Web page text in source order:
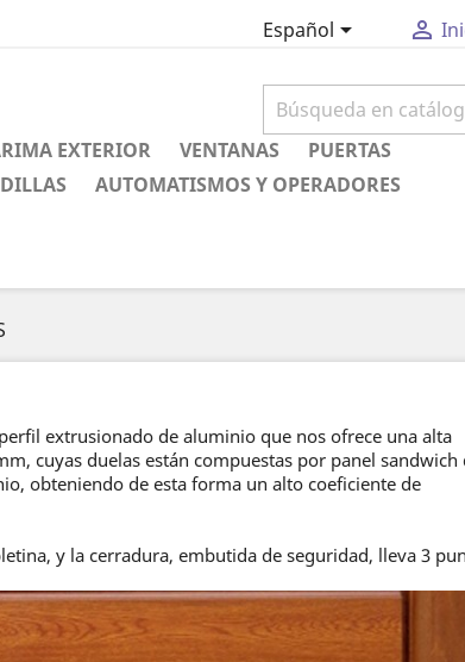
Español 
EXTERIOR VENTANAS
PUERTAS
AUTOMATISMOS Y OPERADORES
extrusionado de aluminio que nos ofrece una alta
cuyas duelas están compuestas por panel sandwich
obteniendo de esta forma un alto coeficiente de
y la cerradura, embutida de seguridad, lleva 3